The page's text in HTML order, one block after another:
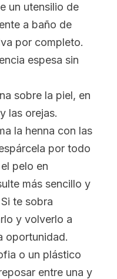
un utensilio de
a baño de
por completo.
espesa sin
sobre la piel, en
las orejas.
la henna con las
por todo
pelo en
más sencillo y
te sobra
y volverlo a
oportunidad.
o un plástico
entre una y